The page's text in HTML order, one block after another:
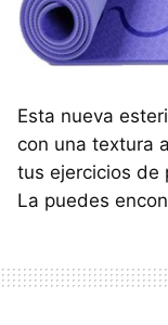
Esta nueva
con una textura
tus ejercicios de
La puedes